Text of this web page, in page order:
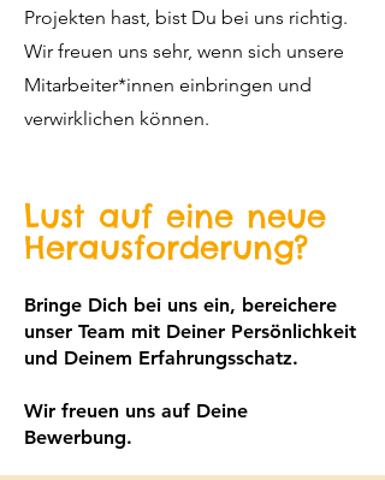
Projekten hast, bist Du bei uns richtig.
Wir freuen uns sehr, wenn sich unsere
Mitarbeiter*innen einbringen und
verwirklichen können.
Lust auf eine neue
Herausforderung?
Bringe Dich bei uns ein, bereichere
unser Team mit Deiner Persönlichkeit
und Deinem Erfahrungsschatz.
Wir freuen uns auf Deine
Bewerbung.